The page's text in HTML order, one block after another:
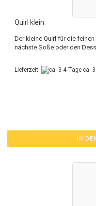
Quirl klein
Der kleine Quirl für die
nächste Soße oder den
Lieferzeit: ca.
IN